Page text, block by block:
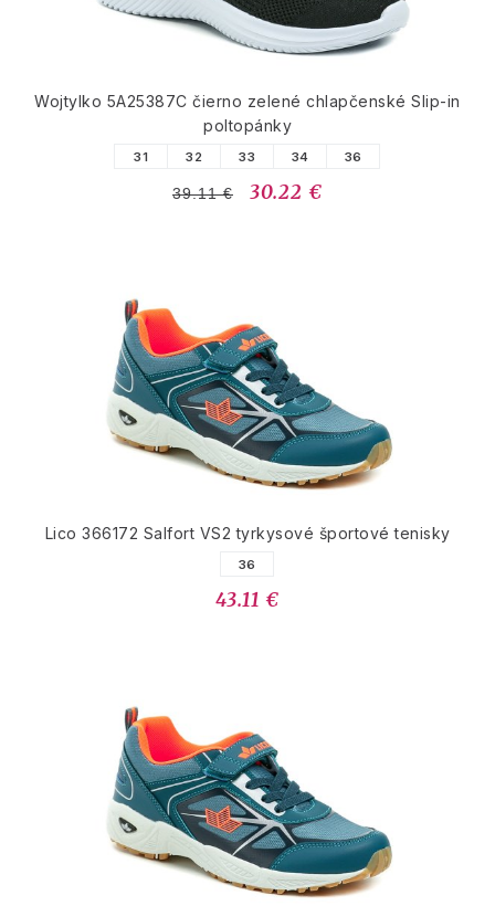
Wojtylko 5A25387C čierno zelené chlapčenské Slip-in
poltopánky
31 32 33 34 36
39.11 € 30.22 €
Lico 366172 Salfort VS2 tyrkysové športové tenisky
36
43.11 €